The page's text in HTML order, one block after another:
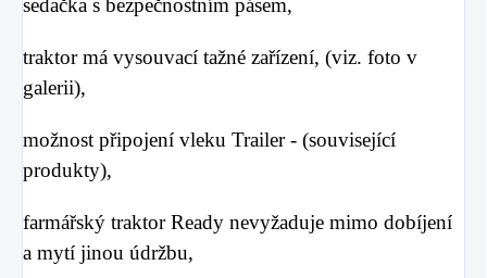
sedačka s bezpečnostním pásem,
traktor má vysouvací tažné zařízení, (viz. foto v
galerii),
možnost připojení vleku Trailer - (související
produkty),
farmářský traktor Ready nevyžaduje mimo dobíjení
a mytí jinou údržbu,